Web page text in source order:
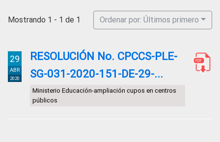
Mostrando 1 - 1 de 1 Ordenar por: Últimos primero
29
ABR
2020
RESOLUCIÓN No. CPCCS-PLE-
SG-031-2020-151-DE-29-...
Ministerio Educación-ampliación cupos en centros
públicos